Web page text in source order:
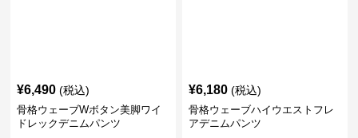
¥6,490 (税込)
骨格ウェーブWボタン美脚ワイ
ドレックデニムパンツ
¥6,180 (税込)
骨格ウェーブハイウエストフレ
アデニムパンツ